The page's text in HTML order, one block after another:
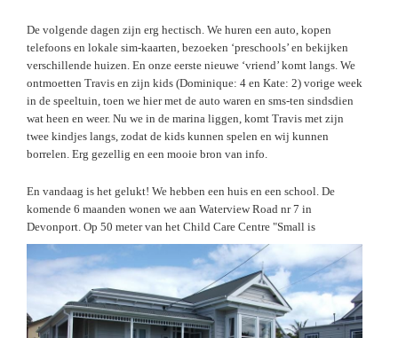
De volgende dagen zijn erg hectisch. We huren een auto, kopen
telefoons en lokale sim-kaarten, bezoeken ‘preschools’ en bekijken
verschillende huizen. En onze eerste nieuwe ‘vriend’ komt langs. We
ontmoetten Travis en zijn kids (Dominique: 4 en Kate: 2) vorige week
in de speeltuin, toen we hier met de auto waren en sms-ten sindsdien
wat heen en weer. Nu we in de marina liggen, komt Travis met zijn
twee kindjes langs, zodat de kids kunnen spelen en wij kunnen
borrelen. Erg gezellig en een mooie bron van info.
En vandaag is het gelukt! We hebben een huis en een school. De
komende 6 maanden wonen we aan Waterview Road nr 7 in
Devonport. Op 50 metervan het Child Care Centre "Small is